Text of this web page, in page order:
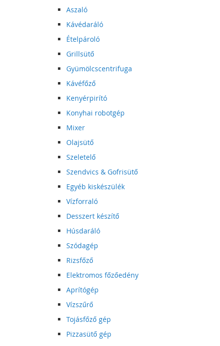
Aszaló
Kávédaráló
Ételpároló
Grillsütő
Gyümölcscentrifuga
Kávéfőző
Kenyérpirító
Konyhai robotgép
Mixer
Olajsütő
Szeletelő
Szendvics & Gofrisütő
Egyéb kiskészülék
Vízforraló
Desszert készítő
Húsdaráló
Szódagép
Rizsfőző
Elektromos főzőedény
Aprítógép
Vízszűrő
Tojásfőző gép
Pizzasütő gép